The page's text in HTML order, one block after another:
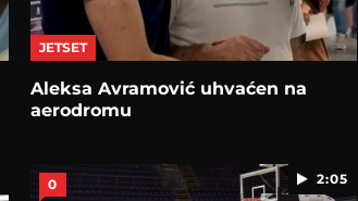
JETSET
Aleksa Avramović uhvaćen na
aerodromu
2:05
0